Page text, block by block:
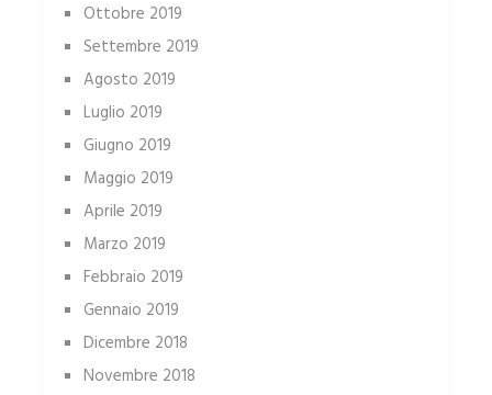
Ottobre 2019
Settembre 2019
Agosto 2019
Luglio 2019
Giugno 2019
Maggio 2019
Aprile 2019
Marzo 2019
Febbraio 2019
Gennaio 2019
Dicembre 2018
Novembre 2018